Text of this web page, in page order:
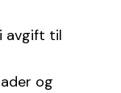
avgift til
og